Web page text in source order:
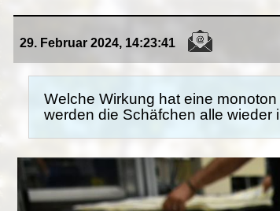
29. Februar 2024, 14:23:41
Welche Wirkung hat eine
werden die Schäfchen alle wieder